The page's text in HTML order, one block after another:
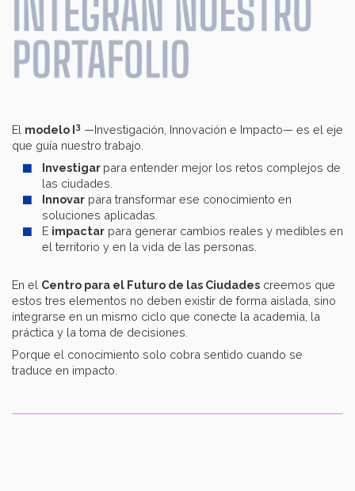
El modelo I3 —Investigación, Innovación e Impacto— es el eje
que guía nuestro trabajo.
Investigar para entender mejor los retos complejos de
las ciudades.
Innovar para transformar ese conocimiento en
soluciones aplicadas.
E impactar para generar cambios reales y medibles en
el territorio y en la vida de las personas.
En el Centro para el Futuro de las Ciudades creemos que
estos tres elementos no deben existir de forma aislada, sino
integrarse en un mismo ciclo que conecte la academia, la
práctica y la toma de decisiones.
Porque el conocimiento solo cobra sentido cuando se
traduce en impacto.